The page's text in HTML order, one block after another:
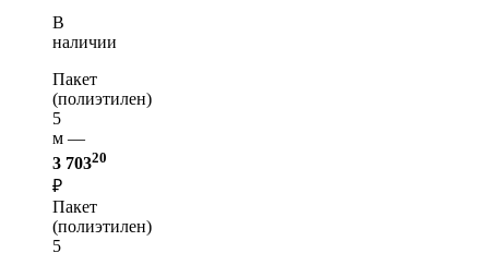
В
наличии
Пакет
(полиэтилен)
5
м —
3 70320
₽
Пакет
(полиэтилен)
5